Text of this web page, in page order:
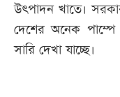
উৎপাদন খাতে।
দেশের অনেক পাম্পে
সারি দেখা যাচ্ছে।